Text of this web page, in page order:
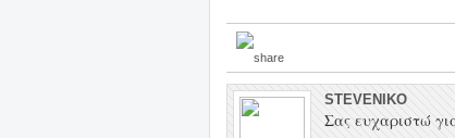
STEVENIKO
Σας ευχαριστώ